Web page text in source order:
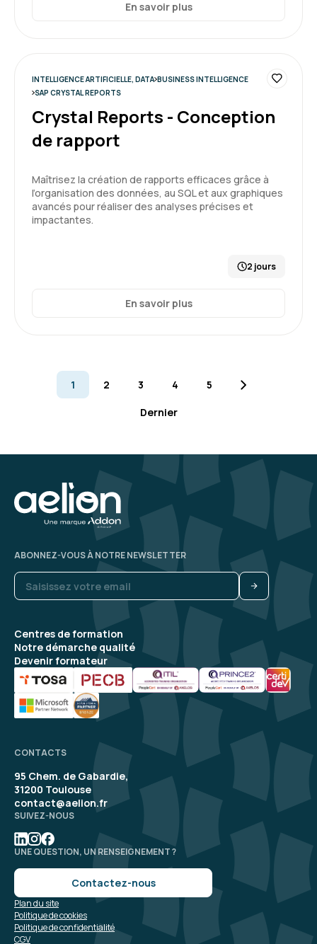
Camille S. Le 08/12/2025
Une bonne première expérience sur Power BI
malgré que le logiciel ne soit pas si simple
d'utilisation (beaucoup de différences avec
très dense, il est difficile de mémoriser les
actions à mener et de commencer à avoir les
premiers réflexes.
Formation : Power BI, concevoir des tableaux de bord
DA F.
Riche, intense et pertinence entre les
apprenants (sujets similaires).
Formateur très intéressant avec du partage
Formation : Power BI, expertise
bonne expérience mais il manque un parking à
vélos
Formation : Power BI, expertise
En savoir plus
INTELLIGENCE ARTIFICIELLE, DATA BUSINESS INTELLIGENCE
SAP CRYSTAL REPORTS
Crystal Reports - Conception
de rapport
Maîtrisez la création de rapports efficaces grâce à
l’organisation des données, au SQL et aux graphiques
avancés pour réaliser des analyses précises et
impactantes.
2 jours
En savoir plus
1 2 3 4 5
Dernier
Centres de formation
Notre démarche qualité
Devenir formateur
ABONNEZ-VOUS À NOTRE NEWSLETTER
CONTACTS
95 Chem. de Gabardie,
31200 Toulouse
contact@aelion.fr
SUIVEZ-NOUS
UNE QUESTION, UN RENSEIGNEMENT ?
Contactez-nous
CGV
Politique de confidentialité
Politique de cookies
Plan du site